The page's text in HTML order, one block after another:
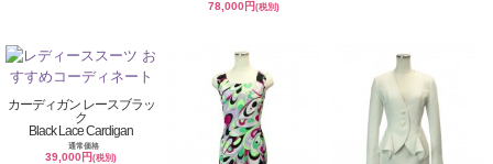
78,000円(税別)
カーディガン レースブラッ
ク
Black Lace Cardigan
通常価格
39,000円(税別)